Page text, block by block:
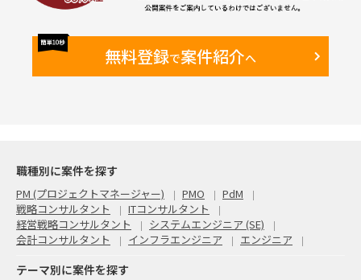
無料登録で案件紹介へ
職種別に案件を探す
PM (プロジェクトマネージャー) PMO
PdM
戦略コンサルタント
ITコンサルタント
経営戦略コンサルタント
システムエンジニア (SE)
会計コンサルタント
インフラエンジニア エンジニア
テーマ別に案件を探す